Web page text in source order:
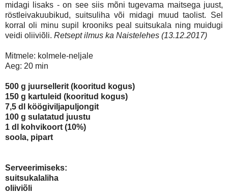
midagi lisaks - on see siis mõni tugevama maitsega juust,
röstleivakuubikud, suitsuliha või midagi muud taolist. Sel
korral oli minu supil krooniks peal suitsukala ning muidugi
veidi oliiviõli. Retsept ilmus ka Naistelehes (13.12.2017)
Mitmele: kolmele-neljale
Aeg: 20 min
500 g juursellerit (kooritud kogus)
150 g kartuleid (kooritud kogus)
7,5 dl köögiviljapuljongit
100 g sulatatud juustu
1 dl kohvikoort (10%)
soola, pipart
Serveerimiseks:
suitsukalaliha
oliiviõli